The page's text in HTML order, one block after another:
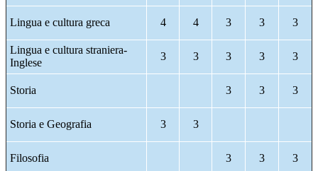
Lingua e cultura greca 4 4 3 3 3
Lingua e cultura straniera-
Inglese
3 3 3 3 3
Storia 3 3 3
Storia e Geografia 3 3
Filosofia 3 3 3